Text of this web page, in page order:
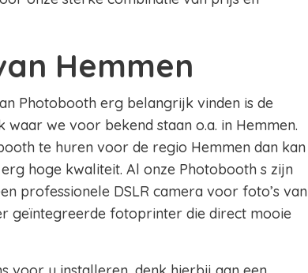
Hemmen
Photobooth erg belangrijk vinden is de
we voor bekend staan o.a. in Hemmen.
te huren voor de regio Hemmen dan kan
hoge kwaliteit. Al onze Photobooth s zijn
professionele DSLR camera voor foto’s van
geïntegreerde fotoprinter die direct mooie